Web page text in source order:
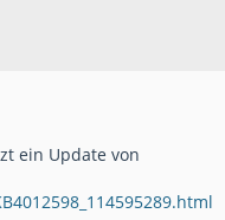
ein Update von